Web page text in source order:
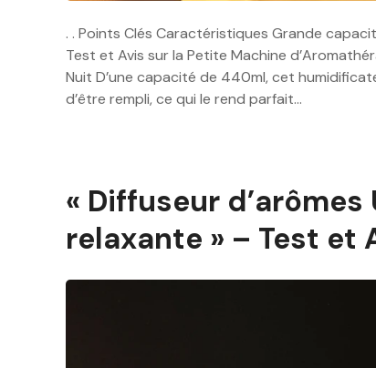
. . Points Clés Caractéristiques Grande
Test et Avis sur la Petite Machine
Nuit D’une capacité de 440ml, cet
d’être rempli, ce qui le rend parfait…
« Diffuseur
relaxante » – Test et